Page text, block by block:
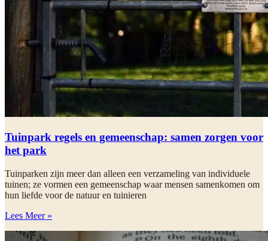
Tuinpark regels en gemeenschap: samen zorgen voor
het park
Tuinparken zijn meer dan alleen een verzameling van individuele
tuinen; ze vormen een gemeenschap waar mensen samenkomen om
hun liefde voor de natuur en tuinieren
Lees Meer »